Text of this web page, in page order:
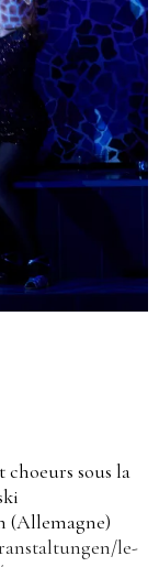
sous la
(Allemagne)
le-